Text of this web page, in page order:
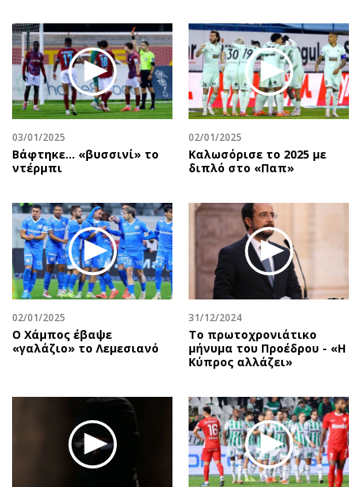
03/01/2025
Βάφτηκε... «βυσσινί» το
ντέρμπι
02/01/2025
Καλωσόρισε το 2025 με
διπλό στο «Παπ»
02/01/2025
Ο Χάμπος έβαψε
«γαλάζιο» το Λεμεσιανό
31/12/2024
Το πρωτοχρονιάτικο
μήνυμα του Προέδρου - «Η
Κύπρος αλλάζει»